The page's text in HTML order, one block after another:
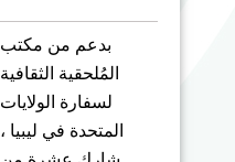
بدعم من مكتب
المُلحقية الثقافية
لسفارة الولايات
المتحدة في ليبيا ،